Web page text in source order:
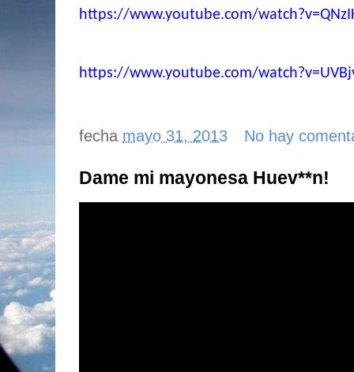
https://www.youtube.com/
https://www.youtube.com/
fecha mayo 31, 2013 No hay
Dame mi mayonesa Huev**n!